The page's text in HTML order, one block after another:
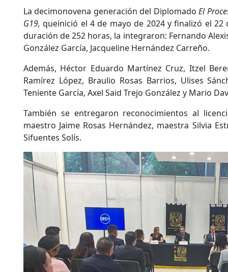
La decimonovena generación del DiplomadoEl
G19,queinició el 4 de mayo de 2024 y finalizó el
duración de 252 horas, la integraron: Fernando
González García, Jacqueline Hernández Carreño.
Además, Héctor Eduardo Martínez Cruz, Itzel
Ramírez López, Braulio Rosas Barrios, Ulises
Teniente García, Axel Said Trejo González y Mario
También se entregaron reconocimientos al
maestro Jaime Rosas Hernández, maestra Silvia
Sifuentes Solís.